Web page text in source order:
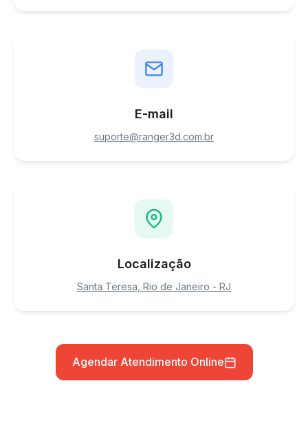
E-mail
suporte@ranger3d.com.br
Localização
Santa Teresa, Rio de Janeiro - RJ
Agendar Atendimento Online